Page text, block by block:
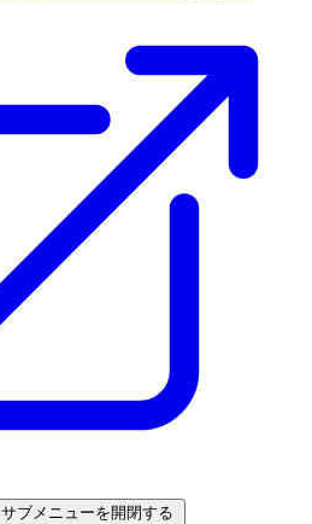
サブメニューを開閉する